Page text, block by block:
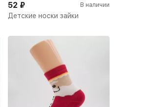
Детские носки зайки
52 ₽ В наличии